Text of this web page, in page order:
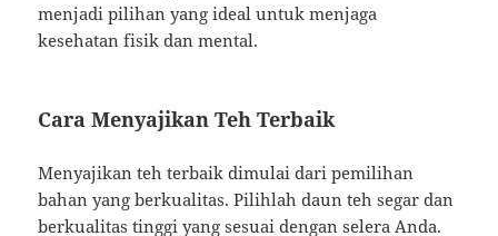
menjadi pilihan yang ideal untuk menjaga
kesehatan fisik dan mental.
Cara Menyajikan Teh Terbaik
Menyajikan teh terbaik dimulai dari pemilihan
bahan yang berkualitas. Pilihlah daun teh segar dan
berkualitas tinggi yang sesuai dengan selera Anda.